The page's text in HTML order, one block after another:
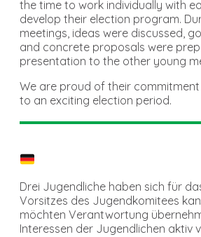
the time to work individually with
develop their election program.
meetings, ideas were discussed,
and concrete proposals were
presentation to the other young
We are proud of their
to an exciting election period.
Drei Jugendliche haben sich für
Vorsitzes des Jugendkomitees
möchten Verantwortung
Interessen der Jugendlichen aktiv